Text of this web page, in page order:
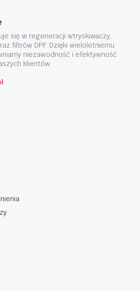
się w regeneracji wtryskiwaczy,
filtrów DPF. Dzięki wieloletniemu
niezawodność i efektywność
klientów.